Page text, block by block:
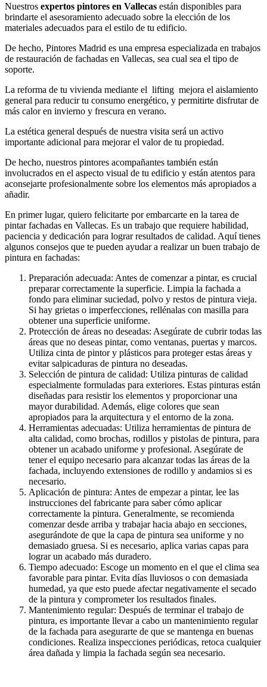
Nuestros expertos pintores en Vallecas están disponibles para
brindarte el asesoramiento adecuado sobre la elección de los
materiales adecuados para el estilo de tu edificio.
De hecho, Pintores Madrid es una empresa especializada en trabajos
de restauración de fachadas en Vallecas, sea cual sea el tipo de
soporte.
La reforma de tu vivienda mediante el lifting mejora el aislamiento
general para reducir tu consumo energético, y permitirte disfrutar de
más calor en invierno y frescura en verano.
La estética general después de nuestra visita será un activo
importante adicional para mejorar el valor de tu propiedad.
De hecho, nuestros pintores acompañantes también están
involucrados en el aspecto visual de tu edificio y están atentos para
aconsejarte profesionalmente sobre los elementos más apropiados a
añadir.
En primer lugar, quiero felicitarte por embarcarte en la tarea de
pintar fachadas en Vallecas. Es un trabajo que requiere habilidad,
paciencia y dedicación para lograr resultados de calidad. Aquí tienes
algunos consejos que te pueden ayudar a realizar un buen trabajo de
pintura en fachadas:
Preparación adecuada: Antes de comenzar a pintar, es crucial
preparar correctamente la superficie. Limpia la fachada a
fondo para eliminar suciedad, polvo y restos de pintura vieja.
Si hay grietas o imperfecciones, rellénalas con masilla para
obtener una superficie uniforme.
Protección de áreas no deseadas: Asegúrate de cubrir todas las
áreas que no deseas pintar, como ventanas, puertas y marcos.
Utiliza cinta de pintor y plásticos para proteger estas áreas y
evitar salpicaduras de pintura no deseadas.
Selección de pintura de calidad: Utiliza pinturas de calidad
especialmente formuladas para exteriores. Estas pinturas están
diseñadas para resistir los elementos y proporcionar una
mayor durabilidad. Además, elige colores que sean
apropiados para la arquitectura y el entorno de la zona.
Herramientas adecuadas: Utiliza herramientas de pintura de
alta calidad, como brochas, rodillos y pistolas de pintura, para
obtener un acabado uniforme y profesional. Asegúrate de
tener el equipo necesario para alcanzar todas las áreas de la
fachada, incluyendo extensiones de rodillo y andamios si es
necesario.
Aplicación de pintura: Antes de empezar a pintar, lee las
instrucciones del fabricante para saber cómo aplicar
correctamente la pintura. Generalmente, se recomienda
comenzar desde arriba y trabajar hacia abajo en secciones,
asegurándote de que la capa de pintura sea uniforme y no
demasiado gruesa. Si es necesario, aplica varias capas para
lograr un acabado más duradero.
Tiempo adecuado: Escoge un momento en el que el clima sea
favorable para pintar. Evita días lluviosos o con demasiada
humedad, ya que esto puede afectar negativamente el secado
de la pintura y comprometer los resultados finales.
Mantenimiento regular: Después de terminar el trabajo de
pintura, es importante llevar a cabo un mantenimiento regular
de la fachada para asegurarte de que se mantenga en buenas
condiciones. Realiza inspecciones periódicas, retoca cualquier
área dañada y limpia la fachada según sea necesario.